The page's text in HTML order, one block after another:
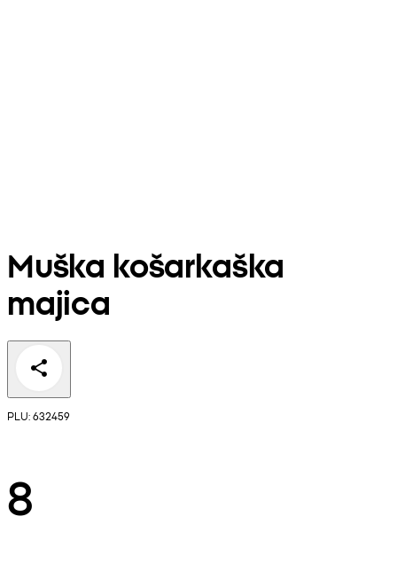
Muška košarkaška
majica
PLU: 632459
8